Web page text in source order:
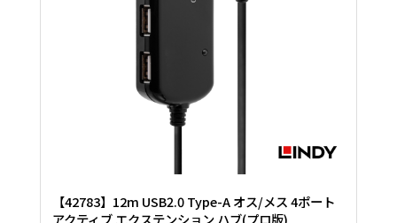
【42783】12m USB2.0 Type-A オス/メス 4ポート
アクティブ エクステンション ハブ(プロ版)